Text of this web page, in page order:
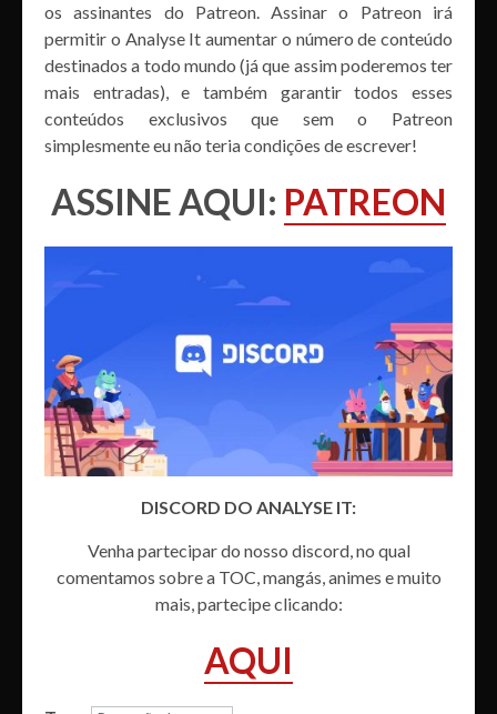
os assinantes do Patreon. Assinar o Patreon irá
permitir o Analyse It aumentar o número de conteúdo
destinados a todo mundo (já que assim poderemos ter
mais entradas), e também garantir todos esses
conteúdos exclusivos que sem o Patreon
simplesmente eu não teria condições de escrever!
ASSINE AQUI: PATREON
DISCORD DO ANALYSE IT:
Venha partecipar do nosso discord, no qual
comentamos sobre a TOC, mangás, animes e muito
mais, partecipe clicando:
AQUI